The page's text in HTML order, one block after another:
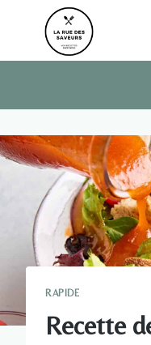
RAPIDE
Recette